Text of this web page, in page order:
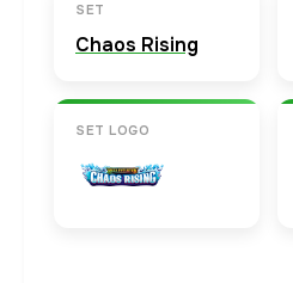
SET
Chaos Rising
SET LOGO